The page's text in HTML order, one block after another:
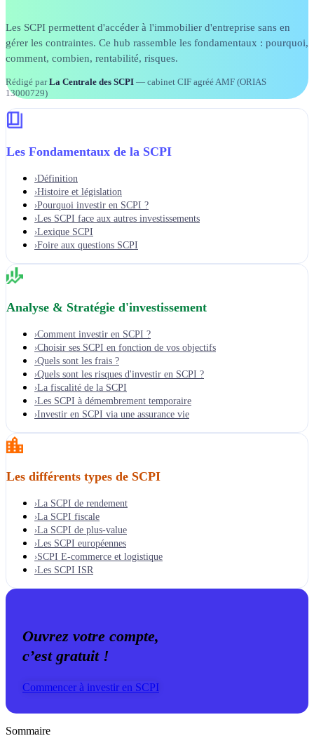
Les SCPI permettent d'accéder à l'immobilier d'entreprise sans en
gérer les contraintes. Ce hub rassemble les fondamentaux : pourquoi,
comment, combien, rentabilité, risques.
Rédigé par La Centrale des SCPI — cabinet CIF agréé AMF (ORIAS
13000729)
Les Fondamentaux de la SCPI
›Définition
›Histoire et législation
›Pourquoi investir en SCPI ?
›Les SCPI face aux autres investissements
›Lexique SCPI
›Foire aux questions SCPI
Analyse & Stratégie d'investissement
›Comment investir en SCPI ?
›Choisir ses SCPI en fonction de vos objectifs
›Quels sont les frais ?
›Quels sont les risques d'investir en SCPI ?
›La fiscalité de la SCPI
›Les SCPI à démembrement temporaire
›Investir en SCPI via une assurance vie
Les différents types de SCPI
›La SCPI de rendement
›La SCPI fiscale
›La SCPI de plus-value
›Les SCPI européennes
›SCPI E-commerce et logistique
›Les SCPI ISR
Ouvrez votre compte,
c’est gratuit !
Commencer à investir en SCPI
Sommaire